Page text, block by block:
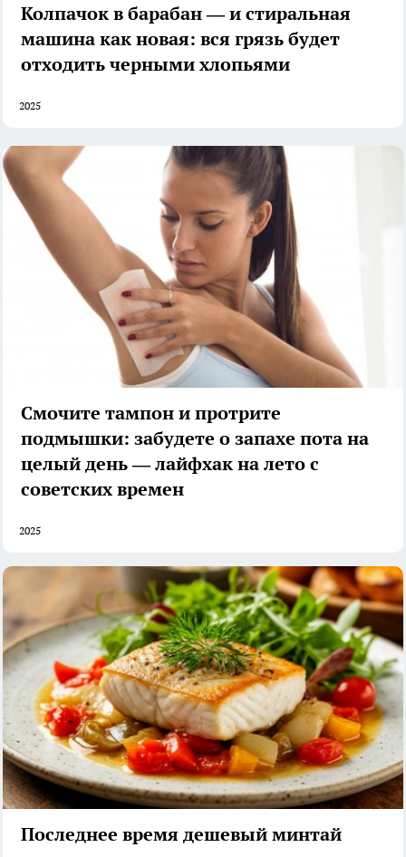
Колпачок в барабан — и стиральная
машина как новая: вся грязь будет
отходить черными хлопьями
2025
Смочите тампон и протрите
подмышки: забудете о запахе пота на
целый день — лайфхак на лето с
советских времен
2025
Последнее время дешевый минтай